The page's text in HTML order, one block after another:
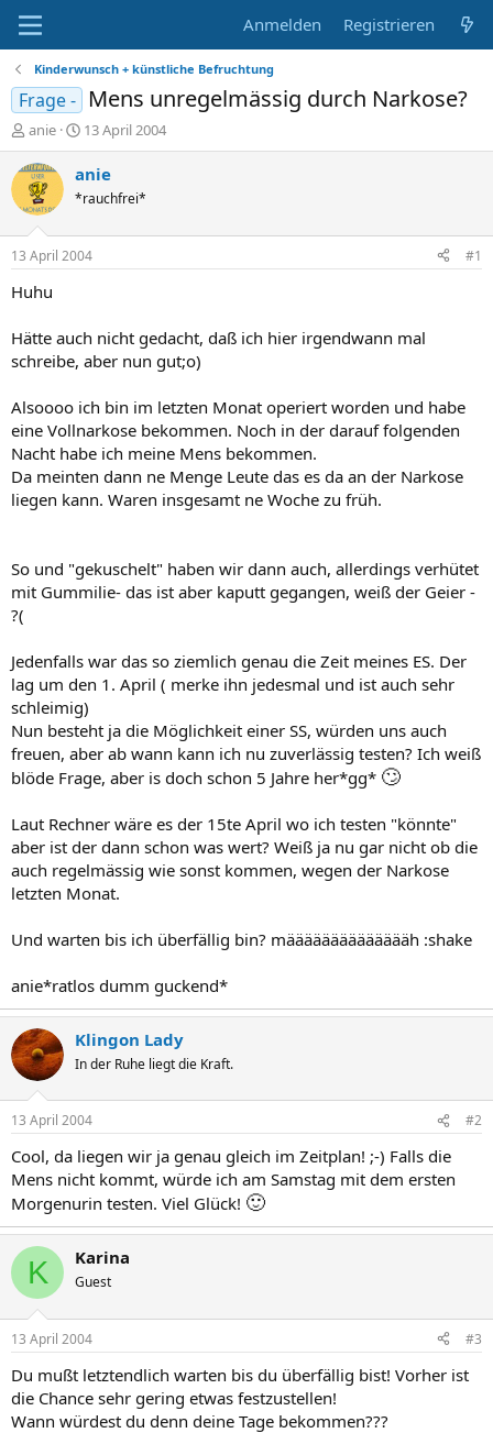
Anmelden Registrieren
Kinderwunsch + künstliche Befruchtung
Frage - Mens unregelmässig durch Narkose?
E
r
s
t
e
e
r
anie
E
r
s
e
l
t
13 April 2004
anie
*rauchfrei*
13 April 2004 #1
Huhu
Hätte auch nicht gedacht, daß ich hier irgendwann mal
schreibe, aber nun gut;o)
Alsoooo ich bin im letzten Monat operiert worden und habe
eine Vollnarkose bekommen. Noch in der darauf folgenden
Nacht habe ich meine Mens bekommen.
Da meinten dann ne Menge Leute das es da an der Narkose
liegen kann. Waren insgesamt ne Woche zu früh.
So und "gekuschelt" haben wir dann auch, allerdings verhütet
mit Gummilie- das ist aber kaputt gegangen, weiß der Geier -
?(
Jedenfalls war das so ziemlich genau die Zeit meines ES. Der
lag um den 1. April ( merke ihn jedesmal und ist auch sehr
schleimig)
Nun besteht ja die Möglichkeit einer SS, würden uns auch
freuen, aber ab wann kann ich nu zuverlässig testen? Ich weiß
blöde Frage, aber is doch schon 5 Jahre her*gg* 🙄
Laut Rechner wäre es der 15te April wo ich testen "könnte"
aber ist der dann schon was wert? Weiß ja nu gar nicht ob die
auch regelmässig wie sonst kommen, wegen der Narkose
letzten Monat.
Und warten bis ich überfällig bin? määääääääääääääh :shake
anie*ratlos dumm guckend*
Klingon Lady
In der Ruhe liegt die Kraft.
13 April 2004 #2
Cool, da liegen wir ja genau gleich im Zeitplan! ;-) Falls die
Mens nicht kommt, würde ich am Samstag mit dem ersten
Morgenurin testen. Viel Glück! 🙂
K Karina
Guest
13 April 2004 #3
Du mußt letztendlich warten bis du überfällig bist! Vorher ist
die Chance sehr gering etwas festzustellen!
Wann würdest du denn deine Tage bekommen???